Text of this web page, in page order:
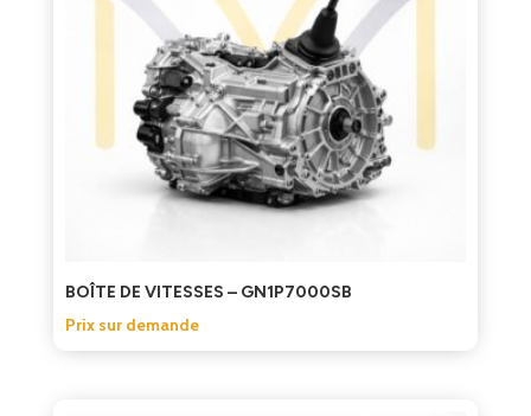
BOÎTE DE VITESSES – GN1P7000SB
Prix sur demande